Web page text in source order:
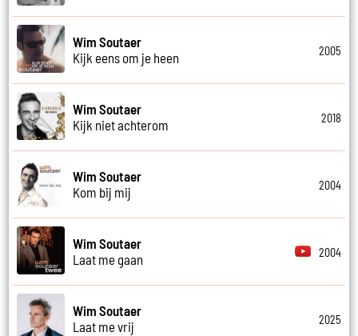
Wim Soutaer
Kijk eens om je heen
2005
Wim Soutaer
Kijk niet achterom
2018
Wim Soutaer
Kom bij mij
2004
Wim Soutaer
Laat me gaan
2004
Wim Soutaer
Laat me vrij
2025